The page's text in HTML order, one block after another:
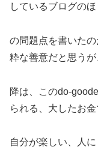
しているブログのほ
の問題点を書いた
粋な善意だと思う
降は、このdo-
られる、大したお金
自分が楽しい、人